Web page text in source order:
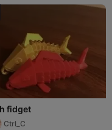
fidget
Ctrl_C